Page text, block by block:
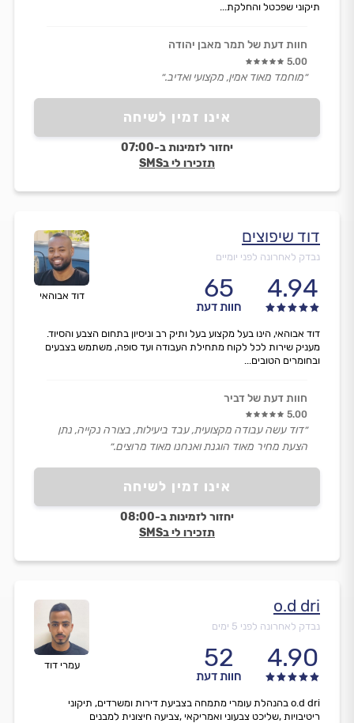
אינו זמין לשיחה
יחזור לזמינות ב-07:00
תזכירו לי בSMS
תיקוני שפכטל והחלקת...
חוות דעת של תמר מאבן יהודה
5.00
״מוחמד מאוד אמין, מקצועי ואדיב.״
דוד אבוהאי
דוד שיפוצים
נבדק לאחרונה לפני יומיים
4.94
65
חוות דעת
אינו זמין לשיחה
יחזור לזמינות ב-08:00
תזכירו לי בSMS
דוד אבוהאי, הינו בעל מקצוע בעל ותיק רב וניסיון בתחום הצבע והסיוד.
מעניק שירות לכל לקוח מתחילת העבודה ועד סופה, משתמש בצבעים
ובחומרים הטובים...
חוות דעת של דביר
5.00
״דוד עשה עבודה מקצועית, עבד ביעילות, בצורה נקייה, נתן
הצעת מחיר מאוד הוגנת ואנחנו מאוד מרוצים.״
עמרי דוד
o.d dri
נבדק לאחרונה לפני 5 ימים
4.90
52
חוות דעת
o.d dri בהנהלת עומרי מתמחה בצביעת דירות ומשרדים, תיקוני
ריטיבויות ,שליכט צבעוני ואמריקאי ,צביעה חיצונית למבנים